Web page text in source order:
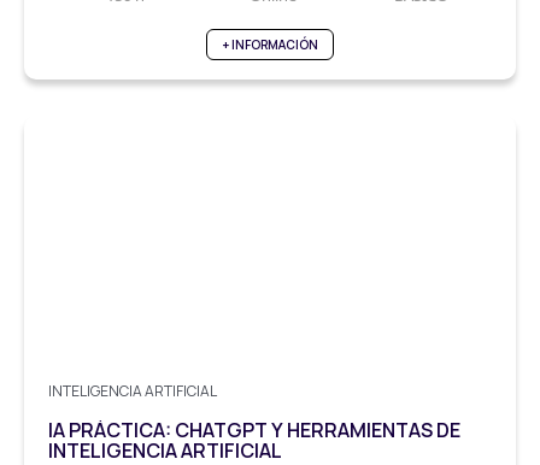
+ INFORMACIÓN
INTELIGENCIA ARTIFICIAL
IA PRÁCTICA: CHATGPT Y HERRAMIENTAS DE
INTELIGENCIA ARTIFICIAL